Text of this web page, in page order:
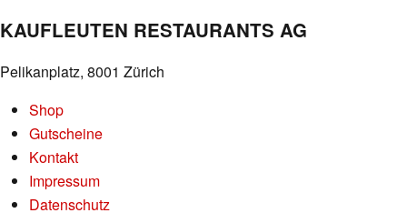
KAUFLEUTEN RESTAURANTS AG
Pelikanplatz, 8001 Zürich
Shop
Gutscheine
Kontakt
Impressum
Datenschutz